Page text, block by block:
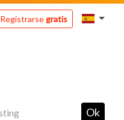
Registrarsegratis
Ok